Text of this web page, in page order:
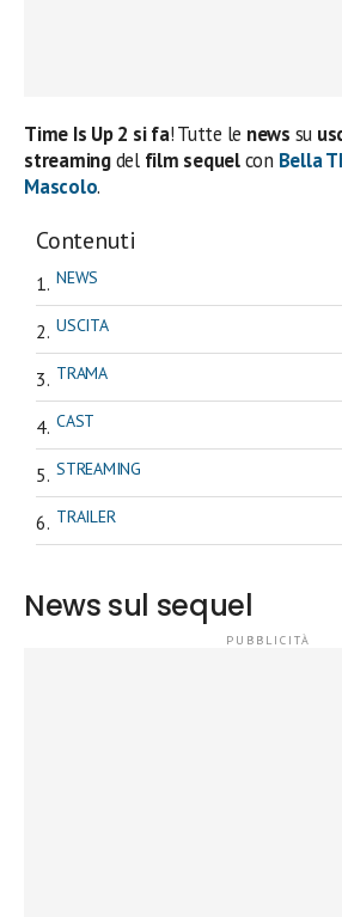
Time Is Up 2 si fa! Tutte le news su
streamingdelfilm sequelcon Bella
Mascolo.
Contenuti
NEWS
USCITA
TRAMA
CAST
STREAMING
TRAILER
News sul sequel